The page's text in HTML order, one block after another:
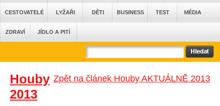
CESTOVATELÉ LYŽAŘI DĚTI BUSINESS TEST MÉDIA
ZDRAVÍ JÍDLO A PITÍ
Zpět na článek Houby AKTUÁLNĚ 2013
Houby
2013